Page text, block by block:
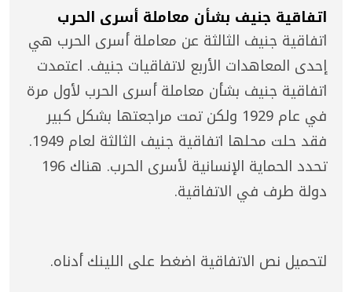
اتفاقية جنيف بشأن معاملة أسرى الحرب
اتفاقية جنيف الثالثة عن معاملة أسرى الحرب هي
إحدى المعاهدات الأربع لاتفاقيات جنيف. اعتمدت
اتفاقية جنيف بشأن معاملة أسرى الحرب لأول مرة
في عام 1929 ولكن تمت مراجعتها بشكل كبير
فقد حلت محلها اتفاقية جنيف الثالثة لعام 1949.
تحدد الحماية الإنسانية لأسرى الحرب. هناك 196
دولة طرف في الاتفاقية.
لتحميل نص الاتفاقية اضغط على اللينك أدناه.